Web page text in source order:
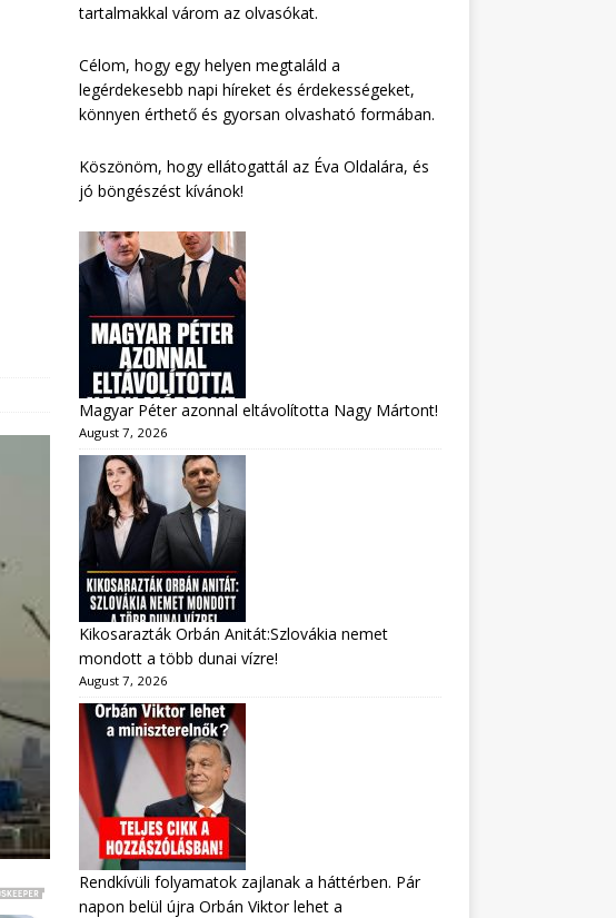
tartalmakkal várom az olvasókat.
Célom, hogy egy helyen megtaláld a
legérdekesebb napi híreket és érdekességeket,
könnyen érthető és gyorsan olvasható formában.
Köszönöm, hogy ellátogattál az Éva Oldalára, és
jó böngészést kívánok!
Magyar Péter azonnal eltávolította Nagy Mártont!
August 7, 2026
Kikosarazták Orbán Anitát:Szlovákia nemet
mondott a több dunai vízre!
August 7, 2026
Rendkívüli folyamatok zajlanak a háttérben. Pár
napon belül újra Orbán Viktor lehet a